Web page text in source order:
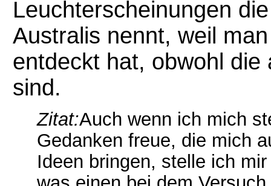
Leuchterscheinungen
Australis nennt, weil
entdeckt hat, obwohl
sind.
Zitat:Auch wenn ich mich
Gedanken freue, die mich
Ideen bringen, stelle ich